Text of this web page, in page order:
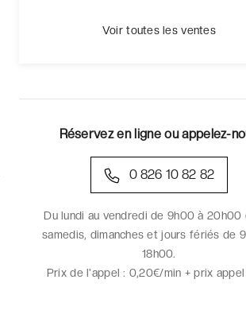
Voir toutes les ventes
Réservez en ligne ou appelez-
0 826 10 82 82
Du lundi au vendredi de 9h00 à 20h00
samedis, dimanches et jours fériés de
18h00.
Prix de l'appel : 0,20€/min + prix appel